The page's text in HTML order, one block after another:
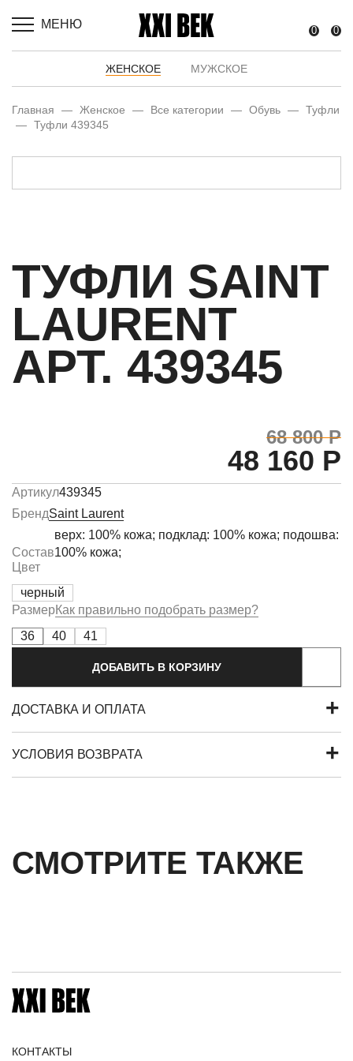
МЕНЮ 0 0
ЖЕНСКОЕ МУЖСКОЕ
Главная — Женское — Все категории — Обувь — Туфли
— Туфли 439345
ТУФЛИ SAINT
LAURENT
АРТ. 439345
68 800 Р
48 160 Р
Артикул439345
БрендSaint Laurent
Состав
верх: 100% кожа; подклад: 100% кожа; подошва:
100% кожа;
Цвет
черный
РазмерКак правильно подобрать размер?
36
40 41
ДОБАВИТЬ В КОРЗИНУ
ДОСТАВКА И ОПЛАТА
УСЛОВИЯ ВОЗВРАТА
СМОТРИТЕ ТАКЖЕ
КОНТАКТЫ